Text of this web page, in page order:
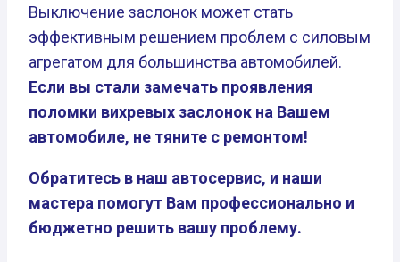
Выключение заслонок может стать
эффективным решением проблем с силовым
агрегатом для большинства автомобилей.
Если вы стали замечать проявления
поломки вихревых заслонок на Вашем
автомобиле, не тяните с ремонтом!
Обратитесь в наш автосервис, и наши
мастера помогут Вам профессионально и
бюджетно решить вашу проблему.